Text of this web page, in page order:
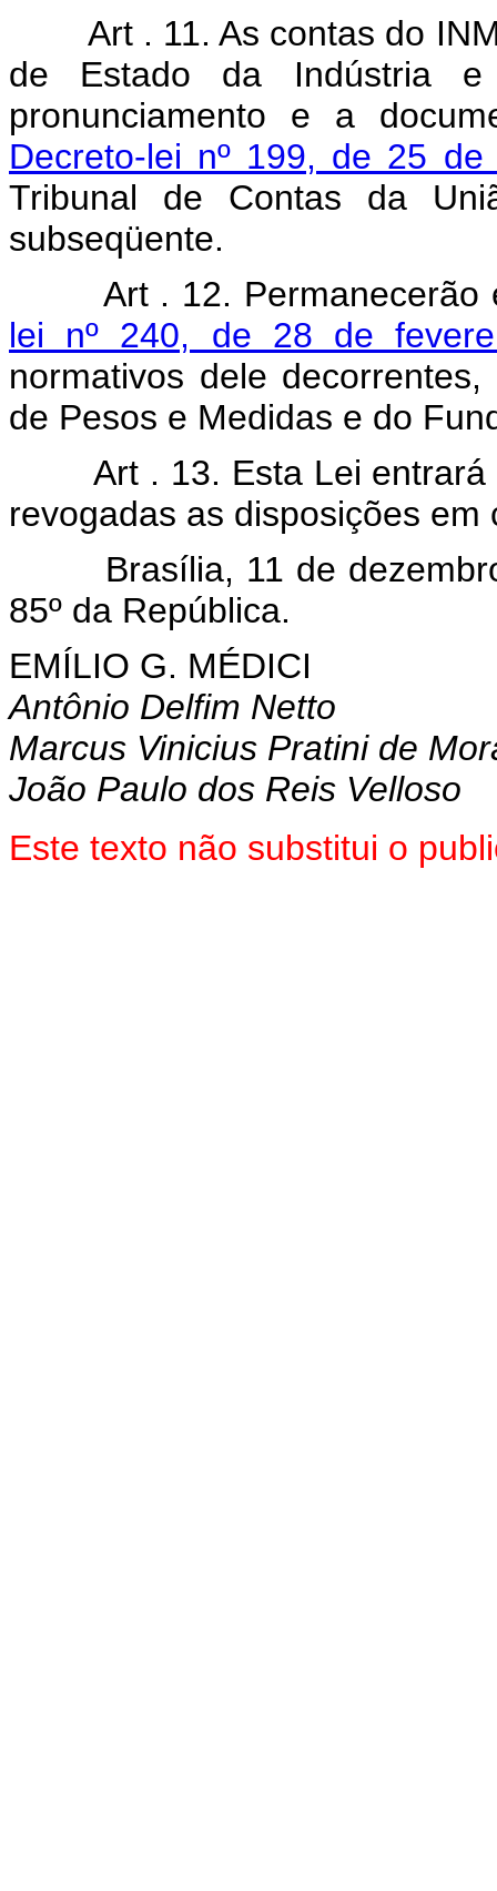
Art . 11. As contas do
de Estado da Indústria
pronunciamento e a
Decreto-lei nº 199, de 25
Tribunal de Contas da
subseqüente.
Art . 12.
lei nº 240, de 28 de
normativos dele
de Pesos e Medidas e do
Art . 13. Esta Lei
revogadas as disposições em
Brasília, 11 de dezembro
85º da República.
EMÍLIO G. MÉDICI
Antônio Delfim Netto
Marcus Vinicius Pratini de
João Paulo dos Reis Velloso
Este texto não substitui o